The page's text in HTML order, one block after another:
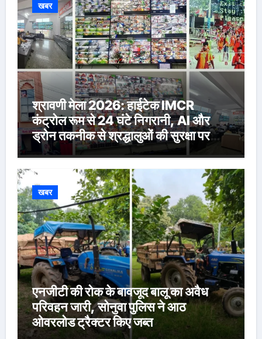
खबर
श्रावणी मेला 2026: हाईटेक IMCR
कंट्रोल रूम से 24 घंटे निगरानी, AI और
ड्रोन तकनीक से श्रद्धालुओं की सुरक्षा पर
विशेष नजर
खबर
एनजीटी की रोक के बावजूद बालू का अवैध
परिवहन जारी, सोनुवा पुलिस ने आठ
ओवरलोड ट्रैक्टर किए जब्त